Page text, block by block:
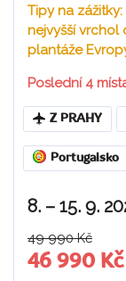
Tipy na
nejvyšší vrchol
plantáže
Poslední 4
Z PRAHY
Portugalsko
8. – 15. 9.
49 990 Kč
46 990 Kč